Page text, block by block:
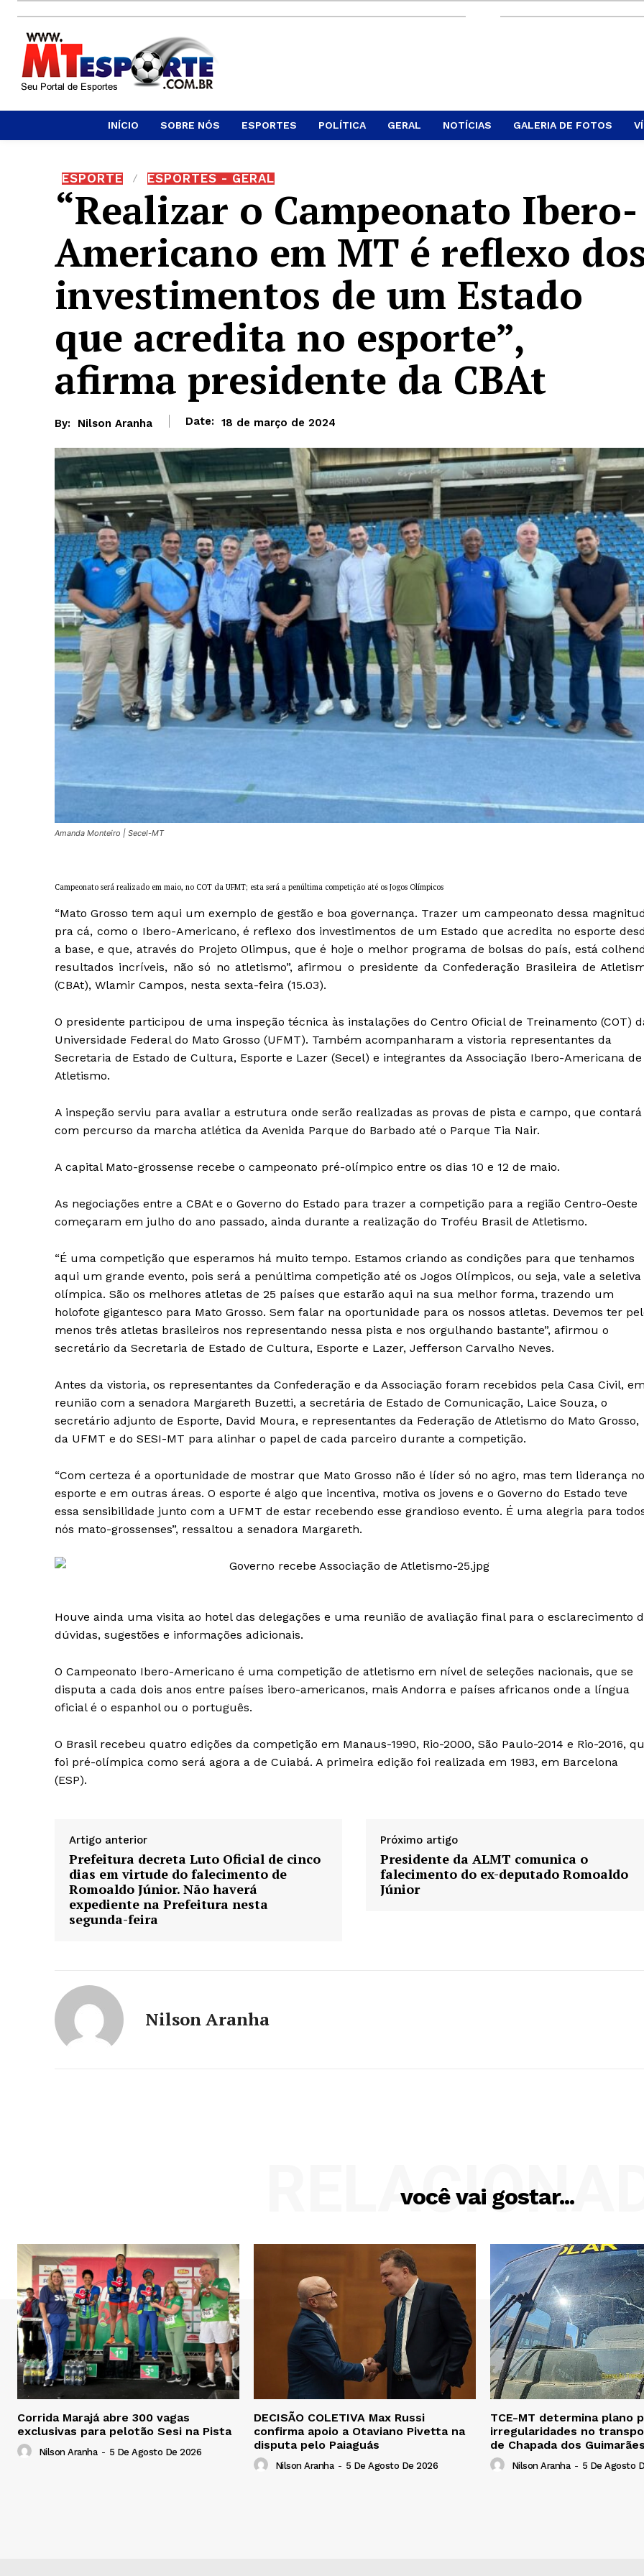
INÍCIO SOBRE NÓS ESPORTES POLÍTICA GERAL NOTÍCIAS GALERIA DE FOTOS
ESPORTE ESPORTES - GERAL
“Realizar o Campeonato Ibero-
Americano em MT é reflexo
investimentos de um Estado
que acredita no esporte”,
afirma presidente da CBAt
By: Nilson Aranha Date: 18 de março de 2024
Amanda Monteiro | Secel-MT
Campeonato será realizado em maio, no COT da UFMT; esta será a penúltima competição até os Jogos Olímpicos
“Mato Grosso tem aqui um exemplo de gestão e boa governança. Trazer um campeonato dessa
pra cá, como o Ibero-Americano, é reflexo dos investimentos de um Estado que acredita no esporte
a base, e que, através do Projeto Olimpus, que é hoje o melhor programa de bolsas do país, está
resultados incríveis, não só no atletismo”, afirmou o presidente da Confederação Brasileira de
(CBAt), Wlamir Campos, nesta sexta-feira (15.03).
O presidente participou de uma inspeção técnica às instalações do Centro Oficial de Treinamento (COT)
Universidade Federal do Mato Grosso (UFMT). Também acompanharam a vistoria representantes da
Secretaria de Estado de Cultura, Esporte e Lazer (Secel) e integrantes da Associação Ibero-Americana de
Atletismo.
A inspeção serviu para avaliar a estrutura onde serão realizadas as provas de pista e campo, que contará
com percurso da marcha atlética da Avenida Parque do Barbado até o Parque Tia Nair.
A capital Mato-grossense recebe o campeonato pré-olímpico entre os dias 10 e 12 de maio.
As negociações entre a CBAt e o Governo do Estado para trazer a competição para a região Centro-Oeste
começaram em julho do ano passado, ainda durante a realização do Troféu Brasil de Atletismo.
“É uma competição que esperamos há muito tempo. Estamos criando as condições para que tenhamos
aqui um grande evento, pois será a penúltima competição até os Jogos Olímpicos, ou seja, vale a seletiva
olímpica. São os melhores atletas de 25 países que estarão aqui na sua melhor forma, trazendo um
holofote gigantesco para Mato Grosso. Sem falar na oportunidade para os nossos atletas. Devemos ter
menos três atletas brasileiros nos representando nessa pista e nos orgulhando bastante”, afirmou o
secretário da Secretaria de Estado de Cultura, Esporte e Lazer, Jefferson Carvalho Neves.
Antes da vistoria, os representantes da Confederação e da Associação foram recebidos pela Casa Civil,
reunião com a senadora Margareth Buzetti, a secretária de Estado de Comunicação, Laice Souza, o
secretário adjunto de Esporte, David Moura, e representantes da Federação de Atletismo do Mato Grosso,
da UFMT e do SESI-MT para alinhar o papel de cada parceiro durante a competição.
“Com certeza é a oportunidade de mostrar que Mato Grosso não é líder só no agro, mas tem liderança no
esporte e em outras áreas. O esporte é algo que incentiva, motiva os jovens e o Governo do Estado teve
essa sensibilidade junto com a UFMT de estar recebendo esse grandioso evento. É uma alegria para
nós mato-grossenses”, ressaltou a senadora Margareth.
Houve ainda uma visita ao hotel das delegações e uma reunião de avaliação final para o esclarecimento
dúvidas, sugestões e informações adicionais.
O Campeonato Ibero-Americano é uma competição de atletismo em nível de seleções nacionais, que se
disputa a cada dois anos entre países ibero-americanos, mais Andorra e países africanos onde a língua
oficial é o espanhol ou o português.
O Brasil recebeu quatro edições da competição em Manaus-1990, Rio-2000, São Paulo-2014 e Rio-2016,
foi pré-olímpica como será agora a de Cuiabá. A primeira edição foi realizada em 1983, em Barcelona
(ESP).
Artigo anterior
Prefeitura decreta Luto Oficial de cinco
dias em virtude do falecimento de
Romoaldo Júnior. Não haverá
expediente na Prefeitura nesta
segunda-feira
Próximo artigo
Presidente da ALMT comunica o
falecimento do ex-deputado Romoaldo
Júnior
Nilson Aranha
você vai gostar...
Corrida Marajá abre 300 vagas
exclusivas para pelotão Sesi na Pista
Nilson Aranha - 5 De Agosto De 2026
DECISÃO COLETIVA Max Russi
confirma apoio a Otaviano Pivetta na
disputa pelo Paiaguás
Nilson Aranha - 5 De Agosto De 2026
TCE-MT determina plano
irregularidades no
de Chapada dos
Nilson Aranha - 5 De Agosto